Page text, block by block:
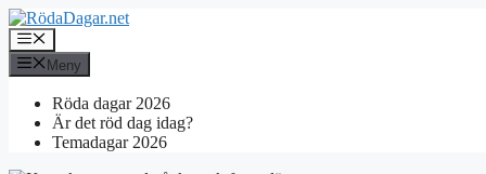
Hoppa
till
innehåll
Meny
Meny
Röda dagar 2026
Är det röd dag idag?
Temadagar 2026